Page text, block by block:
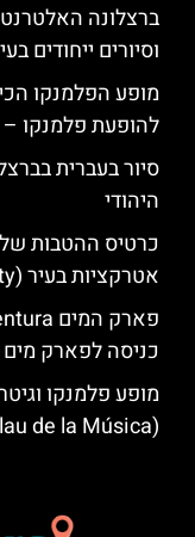
ברצלונה
וסיורים ייחודים
מופע הפלמנקו
להופעת פלמנקו – Gran Gala
סיור בעברית
היהודי
כרטיס ההטבות של
אטרקציות בעיר (Go City)
כניסה לפארק מים
מופע פלמנקו
(Palau de la Música)